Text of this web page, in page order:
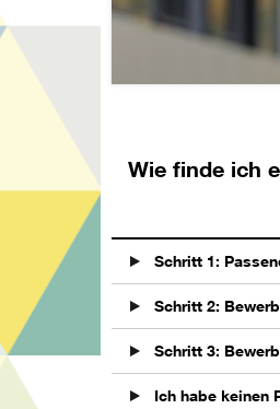
Wie finde ich
Schritt 1:
Schritt 2:
Schritt 3:
Ich habe keinen